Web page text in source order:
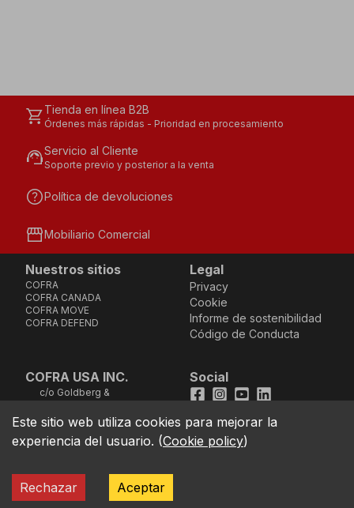
shopping_cartTienda en línea B2B
Órdenes más rápidas - Prioridad en procesamiento
support_agentServicio al Cliente
Soporte previo y posterior a la venta
helpPolítica de devoluciones
storefrontMobiliario Comercial
Nuestros sitios
COFRA
COFRA CANADA
COFRA MOVE
COFRA DEFEND
Legal
Privacy
Cookie
Informe de sostenibilidad
Código de Conducta
COFRA USA INC.
location_on
c/o Goldberg &
Vreeland Road, Suite
211 - Florham Park, NJ
07932 (Address not
call TOLL FREE Phone
1.866.384.4851
Social
Facebook
Instagram
YoutubeLinkedIn
Este sitio web utiliza cookies para mejorar la
experiencia del usuario. (Cookie policy)
Rechazar Aceptar